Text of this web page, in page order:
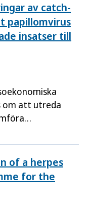
av catch-
papillomvirus
insatser till
om att utreda
of a herpes
for the